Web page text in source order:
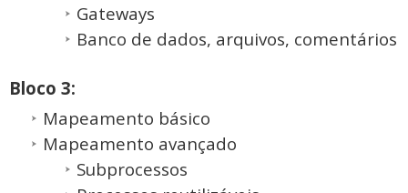
Gateways
Banco de dados, arquivos, comentários
Bloco 3:
Mapeamento básico
Mapeamento avançado
Subprocessos